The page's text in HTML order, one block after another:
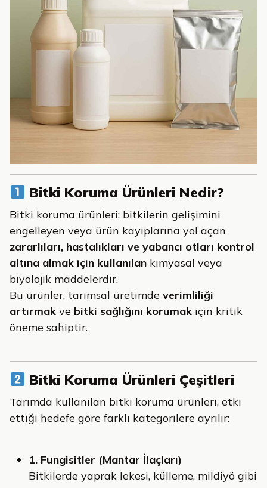
Bitki Koruma Ürünleri Nedir?
Bitki koruma ürünleri; bitkilerin gelişimini
engelleyen veya ürün kayıplarına yol açan
zararlıları, hastalıkları ve yabancı otları kontrol
altına almak için kullanılan kimyasal veya
biyolojik maddelerdir.
Bu ürünler, tarımsal üretimde verimliliği
artırmak ve bitki sağlığını korumak için kritik
öneme sahiptir.
Bitki Koruma Ürünleri Çeşitleri
Tarımda kullanılan bitki koruma ürünleri, etki
ettiği hedefe göre farklı kategorilere ayrılır:
1. Fungisitler (Mantar İlaçları)
Bitkilerde yaprak lekesi, külleme, mildiyö gibi